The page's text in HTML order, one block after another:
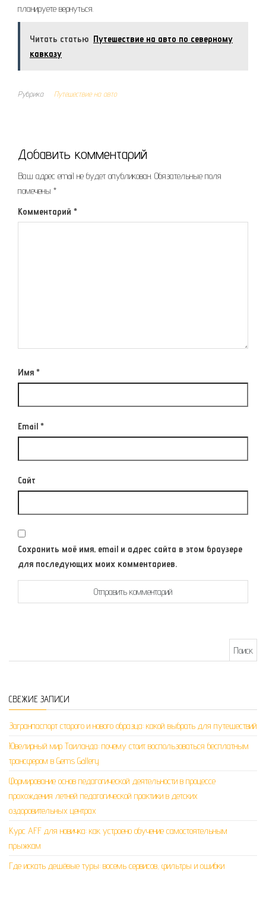
планируете вернуться.
Читать статью Путешествие на авто по северному
кавказу
Рубрика Путешествие на авто
Добавить комментарий
Ваш адрес email не будет опубликован. Обязательные поля
помечены *
Комментарий *
Имя *
Email *
Сайт
Сохранить моё имя, email и адрес сайта в этом браузере
для последующих моих комментариев.
СВЕЖИЕ ЗАПИСИ
Загранпаспорт старого и нового образца: какой выбрать для путешествий
Ювелирный мир Таиланда: почему стоит воспользоваться бесплатным
трансфером в Gems Gallery
Формирование основ педагогической деятельности в процессе
прохождения летней педагогической практики в детских
оздоровительных центрах
Курс AFF для новичка: как устроено обучение самостоятельным
прыжкам
Где искать дешёвые туры: восемь сервисов, фильтры и ошибки